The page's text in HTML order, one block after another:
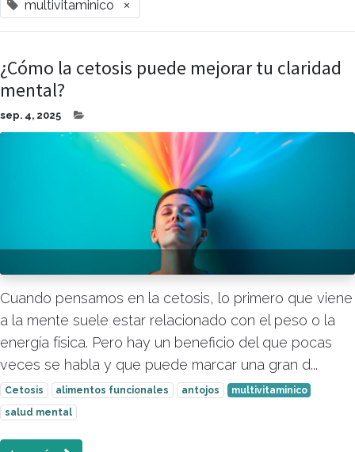
multivitaminico ×
¿Cómo la cetosis puede mejorar tu claridad
mental?
sep. 4, 2025
Cuando pensamos en la cetosis, lo primero que viene
a la mente suele estar relacionado con el peso o la
energía física. Pero hay un beneficio del que pocas
veces se habla y que puede marcar una gran d...
Cetosis alimentos funcionales antojos
multivitaminico
salud mental